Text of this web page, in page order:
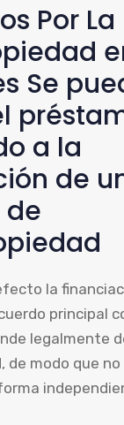
Por La
Se
a la
de
la
principal
legalmente
de modo que no